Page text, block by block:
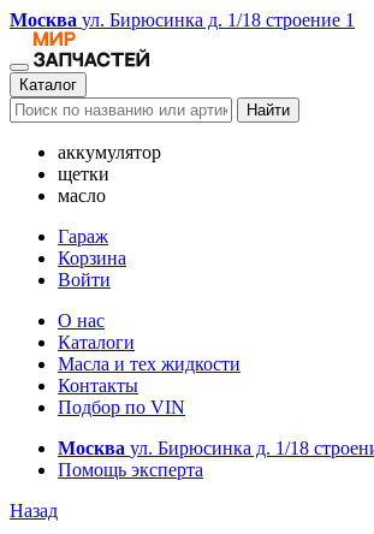
Москва ул. Бирюсинка д. 1/18 строение 1
Каталог
Найти
аккумулятор
щетки
масло
Гараж
Корзина
Войти
О нас
Каталоги
Масла и тех жидкости
Контакты
Подбор по VIN
Москва ул. Бирюсинка д. 1/18
Помощь эксперта
Назад